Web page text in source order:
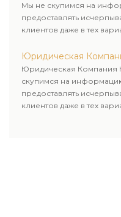
Мы не скупимся на
предоставлять
клиентов даже в тех
пользовались
Юридическая
Юридическая Компания
скупимся на
предоставлять
клиентов даже в тех
пользовались